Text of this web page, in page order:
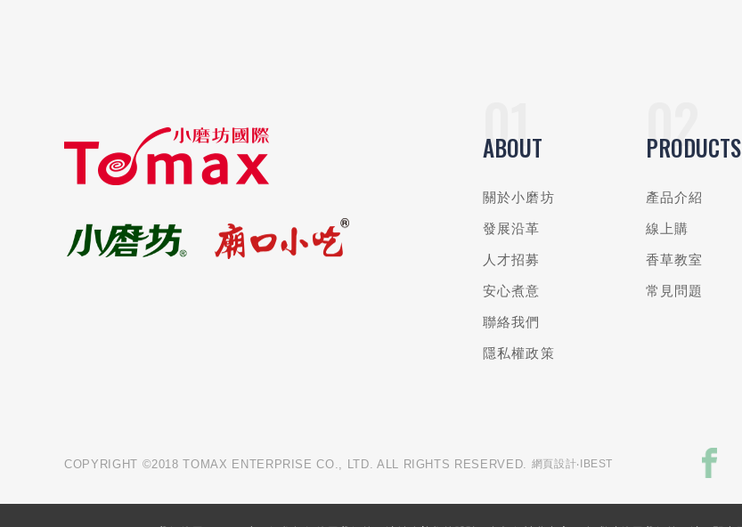
ABOUT
關於小磨坊
發展沿革
人才招募
安心煮意
聯絡我們
隱私權政策
PRODUCTS
產品介紹
線上購
香草教室
常見問題
COPYRIGHT ©2018 TOMAX ENTERPRISE CO., LTD. ALL RIGHTS RESERVED. 網頁設計‧IBEST